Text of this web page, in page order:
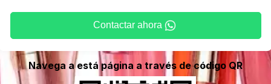
Contactar ahora
Navega a está página a través de código QR